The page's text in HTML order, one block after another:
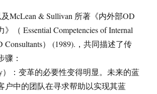
及McLean & Sullivan 所著《内外部OD
（ Essential Competencies of Internal
Consultants） (1989).，共同描述了传
骤：
）：变革的必要性变得明显。未来的蓝
户中的团队在寻求帮助以实现其蓝